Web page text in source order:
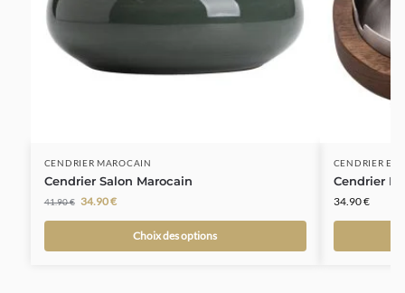
CENDRIER MAROCAIN
Cendrier Salon Marocain
41.90€ 34.90€
Choix des options
CENDRIER
Cendrier
34.90€